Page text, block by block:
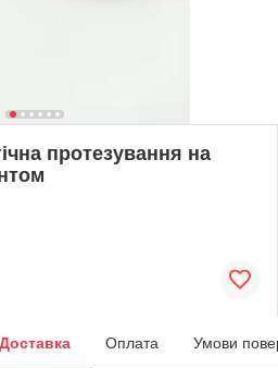
протезування на
Доставка Оплата Умови